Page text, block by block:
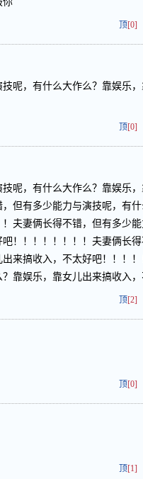
顶[0]
呢，有什么大作么？靠娱乐
顶[0]
呢，有什么大作么？靠娱乐
但有多少能力与演技呢，有
夫妻俩长得不错，但有多少能
！！！！！！！！夫妻俩长
来搞收入，不太好吧！！！
靠娱乐，靠女儿出来搞收入，
顶[2]
顶[0]
顶[1]